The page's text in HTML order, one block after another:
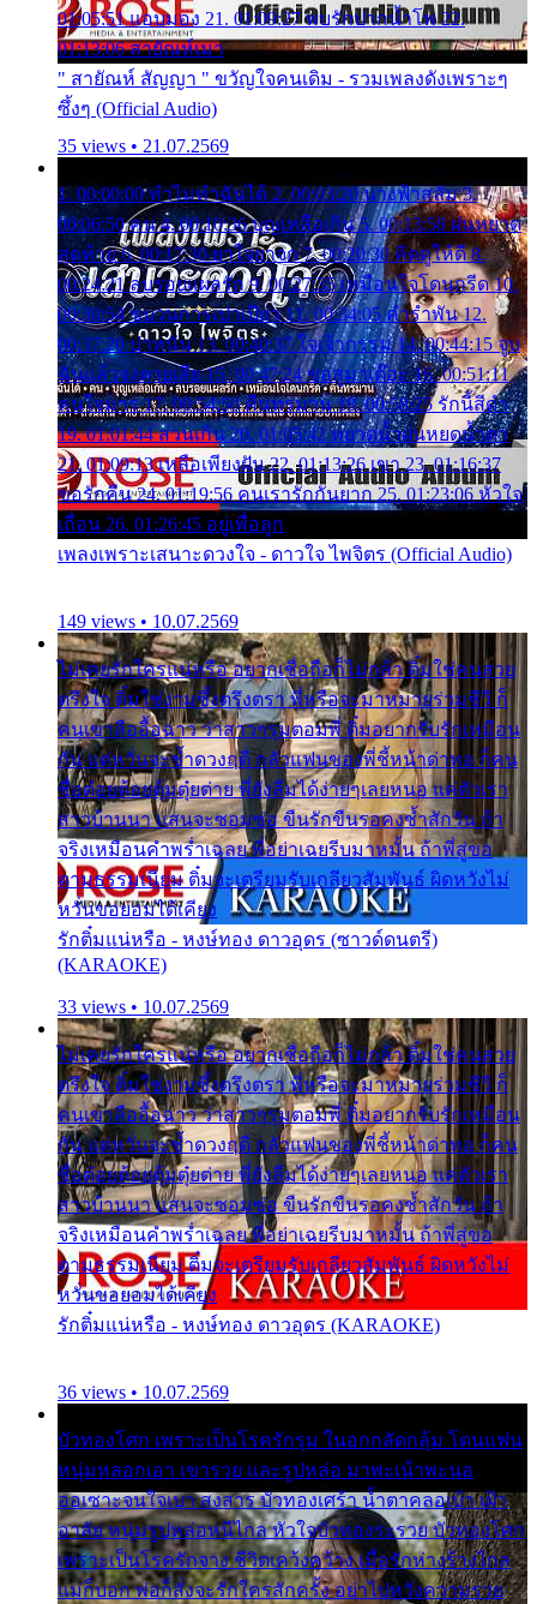
01:05:51 แอบมอง 21. 01:09:27 พบรักปากน้ำโพ 22.
01:13:06 สายัณห์เมา
" สายัณห์ สัญญา " ขวัญใจคนเดิม - รวมเพลงดังเพราะๆ
ซึ้งๆ (Official Audio)
35 views • 21.07.2569
1. 00:00:00 ทำไมทำฉันได้ 2. 00:03:20 นางฟ้าสลัม 3.
00:06:50 คน 4. 00:10:36 บุญเหลือเกิน 5. 00:13:58 ฝนหยาด
สุดท้าย 6. 00:17:30 ยาใจยาจก 7. 00:20:30 คิดดูให้ดี 8.
00:24:21 ลบรอยแผลรัก 9. 00:27:35 เหมือนใจโดนกรีด 10.
00:30:54 ขบวนการเปาเปียว 11. 00:34:05 คำรำพัน 12.
00:37:20 ปาหนัน 13. 00:40:37 ใจเจ้ากรรม 14. 00:44:15 จูบ
ฉันแล้วจงตายเสีย 15. 00:47:24 ขอสูมาเต๊อะ 16. 00:51:11
คนใจมาร 17. 00:54:50 คืนทรมาน 18. 00:58:25 รักนี้สีดำ
19. 01:01:44 ส่วนเกิน 20. 01:05:42 หยาดน้ำฝนหยดน้ำตา
21. 01:09:13 เหลือเพียงฝัน 22. 01:13:26 เขา 23. 01:16:37
ขอรักคืน 24. 01:19:56 คนเรารักกันยาก 25. 01:23:06 หัวใจ
เถื่อน 26. 01:26:45 อยู่เพื่อลูก
เพลงเพราะเสนาะดวงใจ - ดาวใจ ไพจิตร (Official Audio)
149 views • 10.07.2569
ไม่เคยรักใครแน่หรือ อยากเชื่อถือก็ไม่กล้า ติ๋มใช่คนสวย
ตรึงใจ ติ๋มใช่งามซึ้งตรึงตรา พี่หรือจะมาหมายร่วมชีวี ก็
คนเขาลืออื้อฉาว ว่าสาวๆรุมตอมพี่ ติ๋มอยากรับรักเหมือน
กัน แต่หวั่นจะช้ำดวงฤดี กลัวแฟนของพี่ชี้หน้าด่าทอ ก็คน
ชื่อต๋อยต้อยตุ้มตุ๋ยต่าย พี่ยังลืมได้ง่ายๆเลยหนอ แค่ตัวเรา
สาวบ้านนา แสนจะซอมซ่อ ขืนรักขืนรอคงช้ำสักวัน ถ้า
จริงเหมือนคำพร่ำเฉลย พี่อย่าเฉยรีบมาหมั้น ถ้าพี่สู่ขอ
ตามธรรมเนียม ติ๋มจะเตรียมรับเกลียวสัมพันธ์ ผิดหวังไม่
หวั่นขอยอมได้เคียง
รักติ๋มแน่หรือ - หงษ์ทอง ดาวอุดร (ซาวด์ดนตรี)
(KARAOKE)
33 views • 10.07.2569
ไม่เคยรักใครแน่หรือ อยากเชื่อถือก็ไม่กล้า ติ๋มใช่คนสวย
ตรึงใจ ติ๋มใช่งามซึ้งตรึงตรา พี่หรือจะมาหมายร่วมชีวี ก็
คนเขาลืออื้อฉาว ว่าสาวๆรุมตอมพี่ ติ๋มอยากรับรักเหมือน
กัน แต่หวั่นจะช้ำดวงฤดี กลัวแฟนของพี่ชี้หน้าด่าทอ ก็คน
ชื่อต๋อยต้อยตุ้มตุ๋ยต่าย พี่ยังลืมได้ง่ายๆเลยหนอ แค่ตัวเรา
สาวบ้านนา แสนจะซอมซ่อ ขืนรักขืนรอคงช้ำสักวัน ถ้า
จริงเหมือนคำพร่ำเฉลย พี่อย่าเฉยรีบมาหมั้น ถ้าพี่สู่ขอ
ตามธรรมเนียม ติ๋มจะเตรียมรับเกลียวสัมพันธ์ ผิดหวังไม่
หวั่นขอยอมได้เคียง
รักติ๋มแน่หรือ - หงษ์ทอง ดาวอุดร (KARAOKE)
36 views • 10.07.2569
บัวทองโศก เพราะเป็นโรครักรุม ในอกกลัดกลุ้ม โดนแฟน
หนุ่มหลอกเอา เขารวย และรูปหล่อ มาพะเน้าพะนอ
ออเซาะจนใจเบา สงสาร บัวทองเศร้า น้ำตาคลอเบ้า เฝ้า
อาลัย หนุ่มรูปหล่อหนีไกล หัวใจบัวทองระรวย บัวทองโศก
เพราะเป็นโรครักจาง ชีวิตเคว้งคว้าง เมื่อรักห่างร้างไกล
แม่ก็บอก พ่อก็สั่งจะรักใครสักครั้ง อย่าไปหวังความรวย